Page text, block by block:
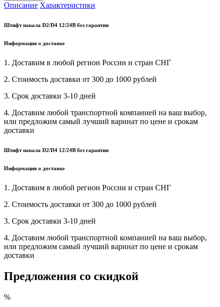
Описание Характеристики
Штифт накала D2/D4 12/24В без гарантии
Информация о доставке
1. Доставим в любой регион России и стран СНГ
2. Стоимость доставки от 300 до 1000 рублей
3. Срок доставки 3-10 дней
4. Доставим любой транспортной компанией на ваш выбор,
или предложим самый лучший варинат по цене и срокам
доставки
Штифт накала D2/D4 12/24В без гарантии
Информация о доставке
1. Доставим в любой регион России и стран СНГ
2. Стоимость доставки от 300 до 1000 рублей
3. Срок доставки 3-10 дней
4. Доставим любой транспортной компанией на ваш выбор,
или предложим самый лучший варинат по цене и срокам
доставки
Предложения со скидкой
%